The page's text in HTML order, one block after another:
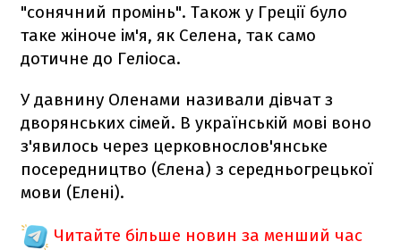
"сонячний промінь". Також у Греції було
таке жіноче ім'я, як Селена, так само
дотичне до Геліоса.
У давнину Оленами називали дівчат з
дворянських сімей. В українській мові воно
з'явилось через церковнослов'янське
посередництво (Єлена) з середньогрецької
мови (Елені).
Читайте більше новин за менший час